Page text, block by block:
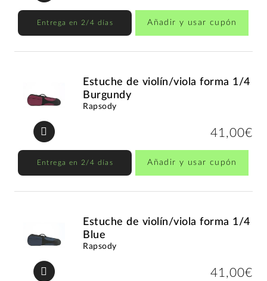
Entrega en 2/4 días Añadir y usar cupón
Estuche de violín/viola forma 1/4
Burgundy
Rapsody
41,00€
Entrega en 2/4 días Añadir y usar cupón
Estuche de violín/viola forma 1/4
Blue
Rapsody
41,00€